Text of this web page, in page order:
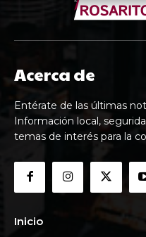
Acerca de
Entérate de las últimas
Información local,
temas de interés para la
Inicio